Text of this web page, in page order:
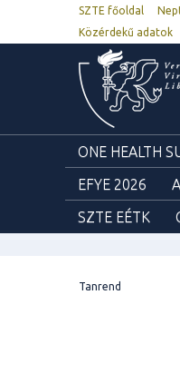
SZTE főoldal
Közérdekű adatok
ONE HEALTH
EFYE 2026
SZTE EÉTK
Tanrend